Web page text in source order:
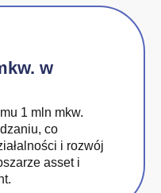
w
1 mln mkw.
co
i rozwój
asset i